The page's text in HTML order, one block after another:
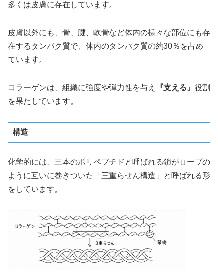
多くは皮膚に存在しています。
皮膚以外にも、骨、腱、軟骨など体内の様々な部位にも存
在するタンパク質で、体内のタンパク質の約30％を占め
ています。
コラーゲンは、組織に強度や弾力性を与え 『支える』 役割
を果たしています。
構造
化学的には、三本のポリペプチドと呼ばれる鎖がロープの
ように互いに巻きついた「三重らせん構造」と呼ばれる形
をしています。